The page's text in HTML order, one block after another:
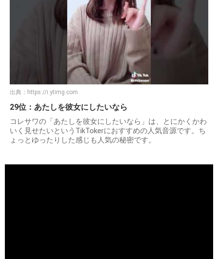
出典： https://i.ytimg.com
29位：あたしを彼女にしたいなら
コレサワの「あたしを彼女にしたいなら」は、とにかくかわ
いく見せたいというTikTokerにおすすめの人気音源です。ち
ょっとゆったりした感じも人気の秘密です。